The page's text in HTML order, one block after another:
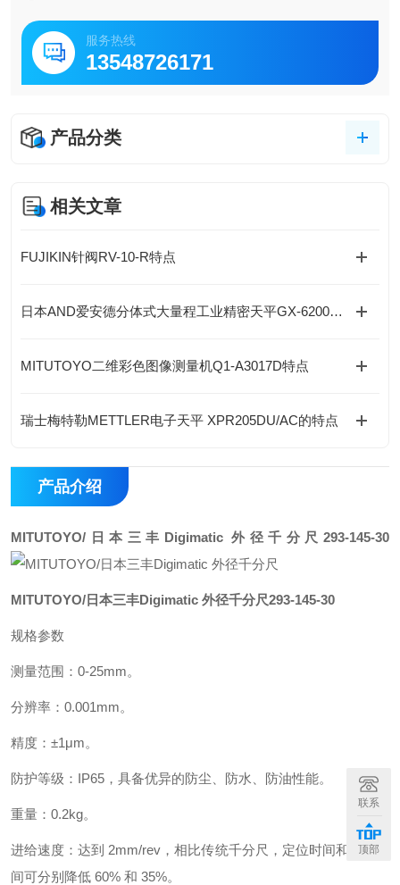
产品特点
测量精度高：采用高精度螺纹切割和测试技术，确保了测量
服务热线
13548726171
产品分类
相关文章
FUJIKIN针阀RV-10-R特点
日本AND爱安德分体式大量程工业精密天平GX-62001LS的工作原理
MITUTOYO二维彩色图像测量机Q1-A3017D特点
瑞士梅特勒METTLER电子天平 XPR205DU/AC的特点
产品介绍
MITUTOYO/日本三丰Digimatic 外径千分尺 293-145-30
MITUTOYO/日本三丰Digimatic 外径千分尺293-145-30
规格参数
测量范围：0-25mm。
分辨率：0.001mm。
精度：±1μm。
防护等级：IP65，具备优异的防尘、防水、防油性能。
重量：0.2kg。
进给速度：达到 2mm/rev，相比传统千分尺，定位时间和测量时
间可分别降低 60% 和 35%。
联系
顶部